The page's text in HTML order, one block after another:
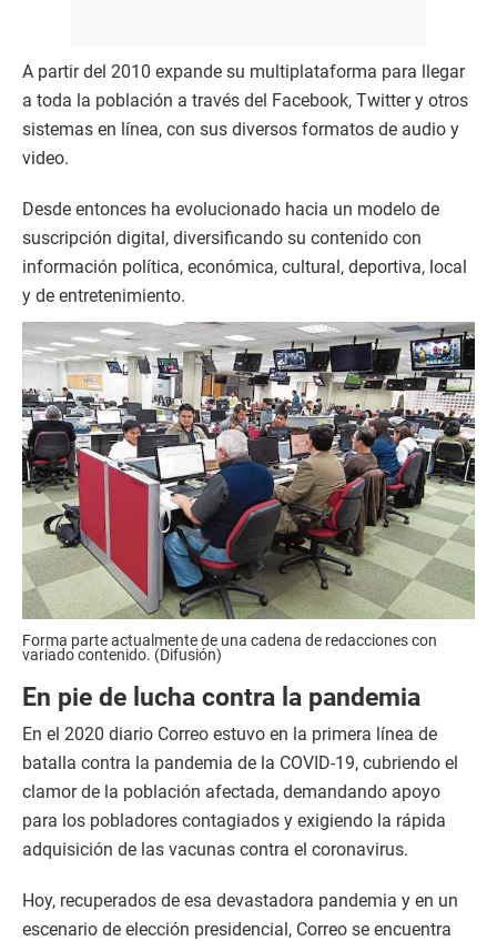
A partir del 2010 expande su multiplataforma para llegar
a toda la población a través del Facebook, Twitter y otros
sistemas en línea, con sus diversos formatos de audio y
video.
Desde entonces ha evolucionado hacia un modelo de
suscripción digital, diversificando su contenido con
información política, económica, cultural, deportiva, local
y de entretenimiento.
Forma parte actualmente de una cadena de redacciones con
variado contenido. (Difusión)
En pie de lucha contra la pandemia
En el 2020 diario Correo estuvo en la primera línea de
batalla contra la pandemia de la COVID-19, cubriendo el
clamor de la población afectada, demandando apoyo
para los pobladores contagiados y exigiendo la rápida
adquisición de las vacunas contra el coronavirus.
Hoy, recuperados de esa devastadora pandemia y en un
escenario de elección presidencial, Correo se encuentra